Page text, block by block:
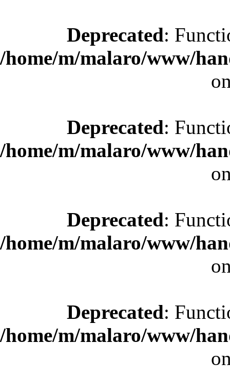
Deprecated:
/home/m/malaro/www/
Deprecated:
/home/m/malaro/www/
Deprecated:
/home/m/malaro/www/
Deprecated:
/home/m/malaro/www/